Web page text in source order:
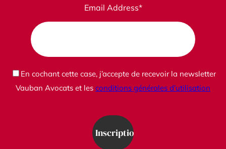
Email Address*
En cochant cette case, j’accepte de recevoir la newsletter
Vauban Avocats et les conditions générales d’utilisation